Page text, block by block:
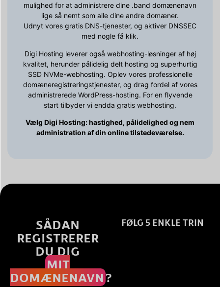
mulighed for at administrere dine .band domænenavn
lige så nemt som alle dine andre domæner.
Udnyt vores gratis DNS-tjenester, og aktiver DNSSEC
med nogle få klik.
Digi Hosting leverer også webhosting-løsninger af høj
kvalitet, herunder pålidelig delt hosting og superhurtig
SSD NVMe-webhosting. Oplev vores professionelle
domæneregistreringstjenester, og drag fordel af vores
administrerede WordPress-hosting. For en flyvende
start tilbyder vi endda gratis webhosting.
Vælg Digi Hosting: hastighed, pålidelighed og nem
administration af din online tilstedeværelse.
SÅDAN
REGISTRERER
DU DIG
MIT
DOMÆNENAVN ?
FØLG 5 ENKLE TRIN